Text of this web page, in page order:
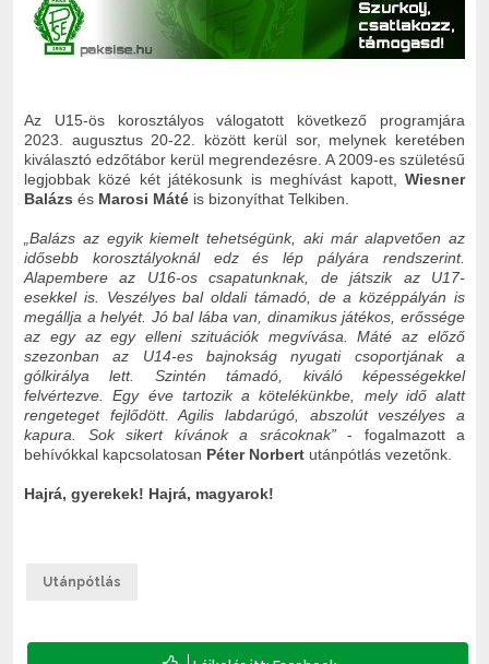
Az U15-ös korosztályos válogatott következő programjára
2023. augusztus 20-22. között kerül sor, melynek keretében
kiválasztó edzőtábor kerül megrendezésre. A 2009-es születésű
legjobbak közé két játékosunk is meghívást kapott, Wiesner
Balázs és Marosi Máté is bizonyíthat Telkiben.
„Balázs az egyik kiemelt tehetségünk, aki már alapvetően az
idősebb korosztályoknál edz és lép pályára rendszerint.
Alapembere az U16-os csapatunknak, de játszik az U17-
esekkel is. Veszélyes bal oldali támadó, de a középpályán is
megállja a helyét. Jó bal lába van, dinamikus játékos, erőssége
az egy az egy elleni szituációk megvívása. Máté az előző
szezonban az U14-es bajnokság nyugati csoportjának a
gólkirálya lett. Szintén támadó, kiváló képességekkel
felvértezve. Egy éve tartozik a kötelékünkbe, mely idő alatt
rengeteget fejlődött. Agilis labdarúgó, abszolút veszélyes a
kapura. Sok sikert kívánok a srácoknak”- fogalmazott a
behívókkal kapcsolatosan Péter Norbert utánpótlás vezetőnk.
Hajrá, gyerekek! Hajrá, magyarok!
Utánpótlás